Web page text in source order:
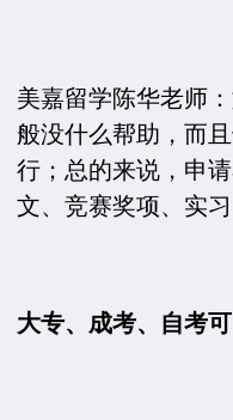
美嘉留学陈华老师
般没什么帮助，而
行；总的来说，申
文、竞赛奖项、实习
大专、成考、自考